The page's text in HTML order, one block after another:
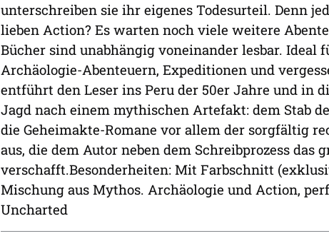
unterschreiben sie ihr eigenes Todesurteil. Denn
lieben Action? Es warten noch viele weitere
Bücher sind unabhängig voneinander lesbar. Ideal
Archäologie-Abenteuern, Expeditionen und
entführt den Leser ins Peru der 50er Jahre und in
Jagd nach einem mythischen Artefakt: dem Stab
die Geheimakte-Romane vor allem der sorgfältig
aus, die dem Autor neben dem Schreibprozess das
verschafft.Besonderheiten: Mit Farbschnitt
Mischung aus Mythos. Archäologie und Action,
Uncharted